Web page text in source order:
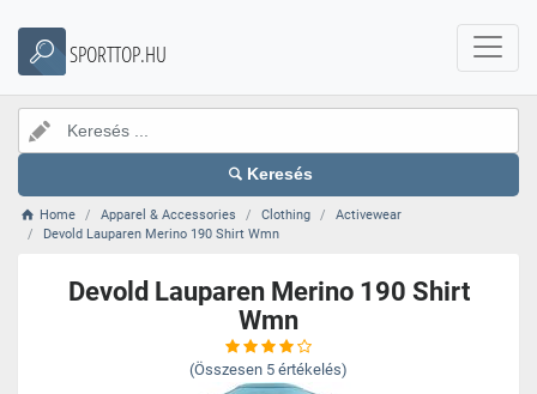
SPORTTOP.HU
Keresés
Home Apparel & Accessories Clothing
Activewear
Devold Lauparen Merino 190 Shirt Wmn
Devold Lauparen Merino 190 Shirt
Wmn
(Összesen 5 értékelés)